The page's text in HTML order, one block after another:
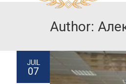
Author:
JUIL
07